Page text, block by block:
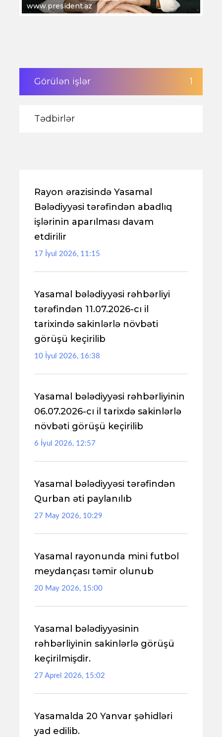
www.president.az
Görülən işlər 1
Tədbirlər
Rayon ərazisində Yasamal
Bələdiyyəsi tərəfindən abadlıq
işlərinin aparılması davam
etdirilir
17 İyul 2026, 11:15
Yasamal bələdiyyəsi rəhbərliyi
tərəfindən 11.07.2026-cı il
tarixində sakinlərlə növbəti
görüşü keçirilib
10 İyul 2026, 16:38
Yasamal bələdiyyəsi rəhbərliyinin
06.07.2026-cı il tarixdə sakinlərlə
növbəti görüşü keçirilib
6 İyul 2026, 12:57
Yasamal bələdiyyəsi tərəfindən
Qurban əti paylanılıb
27 May 2026, 10:29
Yasamal rayonunda mini futbol
meydançası təmir olunub
20 May 2026, 15:00
Yasamal bələdiyyəsinin
rəhbərliyinin sakinlərlə görüşü
keçirilmişdir.
27 Aprel 2026, 15:02
Yasamalda 20 Yanvar şəhidləri
yad edilib.